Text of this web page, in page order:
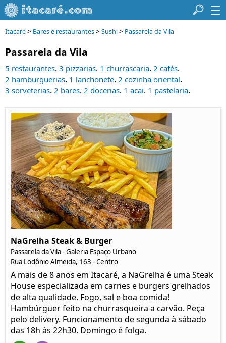
Itacaré> Bares e restaurantes> Sushi> Passarela da Vila
Passarela da Vila
5 restaurantes. 3 pizzarias. 1 churrascaria. 2 cafés.
2 hamburguerias. 1 lanchonete. 2 cozinha oriental.
3 sorveterias. 2 bares. 2 docerias. 1 acai. 1 pastelaria.
NaGrelha Steak & Burger
Passarela da Vila - Galeria Espaço Urbano
Rua Lodônio Almeida, 163 - Centro
A mais de 8 anos em Itacaré, a NaGrelha é uma Steak
House especializada em carnes e burgers grelhados
de alta qualidade. Fogo, sal e boa comida!
Hambúrguer feito na churrasqueira a carvão. Peça
pelo delivery. Funcionamento de segunda à sábado
das 18h às 22h30. Domingo é folga.